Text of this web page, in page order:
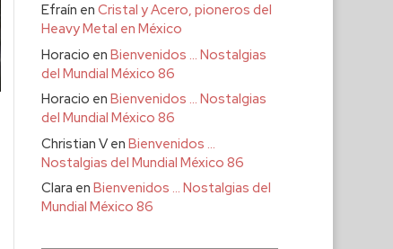
Efraín enCristal y Acero, pioneros del
Heavy Metal en México
Horacio enBienvenidos … Nostalgias
del Mundial México 86
Horacio enBienvenidos … Nostalgias
del Mundial México 86
Christian VenBienvenidos …
Nostalgias del Mundial México 86
Clara enBienvenidos … Nostalgias del
Mundial México 86